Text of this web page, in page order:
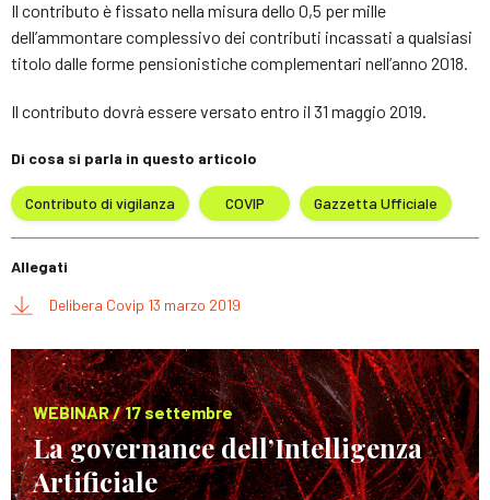
Il contributo è fissato nella misura dello 0,5 per mille
dell’ammontare complessivo dei contributi incassati a qualsiasi
titolo dalle forme pensionistiche complementari nell’anno 2018.
Il contributo dovrà essere versato entro il 31 maggio 2019.
Di cosa si parla in questo articolo
Contributo di vigilanza COVIP Gazzetta Ufficiale
Allegati
Delibera Covip 13 marzo 2019
WEBINAR / 17 settembre
La governance dell’Intelligenza
Artificiale